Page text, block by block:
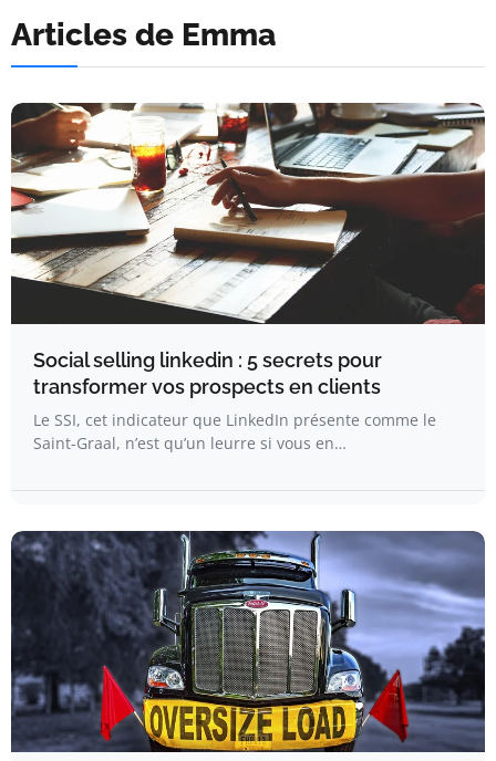
Articles de Emma
Social selling linkedin : 5 secrets pour
transformer vos prospects en clients
Le SSI, cet indicateur que LinkedIn présente comme le
Saint-Graal, n’est qu’un leurre si vous en…